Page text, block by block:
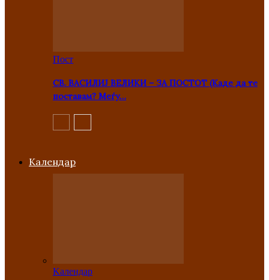
Пост
СВ. ВАСИЛИЈ ВЕЛИКИ – ЗА ПОСТОТ (Каде да те
поставам? Меѓу…
Kалендар
Kалендар